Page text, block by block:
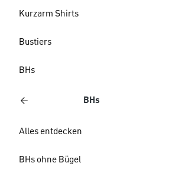
Kurzarm Shirts
Bustiers
BHs
BHs
Alles entdecken
BHs ohne Bügel